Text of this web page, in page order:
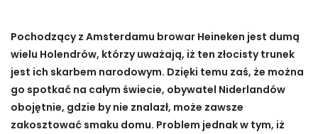
Pochodzący z Amsterdamu browar Heineken jest dumą
wielu Holendrów, którzy uważają, iż ten złocisty trunek
jest ich skarbem narodowym. Dzięki temu zaś, że można
go spotkać na całym świecie, obywatel Niderlandów
obojętnie, gdzie by nie znalazł, może zawsze
zakosztować smaku domu. Problem jednak w tym, iż